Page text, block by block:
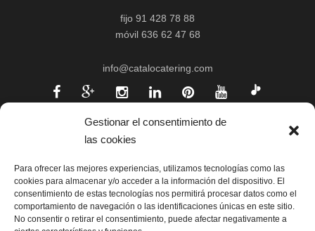
Gestionar el consentimiento de
las cookies
Para ofrecer las mejores experiencias, utilizamos tecnologías como las
cookies para almacenar y/o acceder a la información del dispositivo. El
consentimiento de estas tecnologías nos permitirá procesar datos como el
comportamiento de navegación o las identificaciones únicas en este sitio.
No consentir o retirar el consentimiento, puede afectar negativamente a
fijo 91 428 78 88
móvil 636 62 47 68
info@catalocatering.com